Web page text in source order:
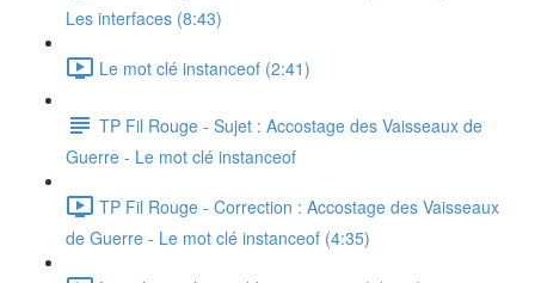
Les interfaces (8:43)
Le mot clé instanceof (2:41)
TP Fil Rouge - Sujet : Accostage des Vaisseaux de
Guerre - Le mot clé instanceof
TP Fil Rouge - Correction : Accostage des Vaisseaux
de Guerre - Le mot clé instanceof (4:35)